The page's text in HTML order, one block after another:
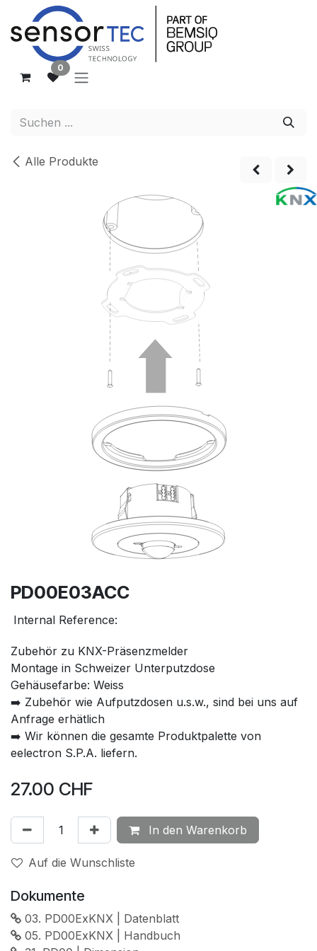
Zum Inhalt springen
0
Alle Produkte
PD00E03ACC
Internal Reference:
Zubehör zu KNX-Präsenzmelder
Montage in Schweizer Unterputzdose
Gehäusefarbe: Weiss
➡️ Zubehör wie Aufputzdosen u.s.w., sind bei uns auf
Anfrage erhätlich
➡️ Wir können die gesamte Produktpalette von
eelectron S.P.A. liefern.
27.00 CHF
In den Warenkorb
Auf die Wunschliste
Dokumente
03. PD00ExKNX | Datenblatt
05. PD00ExKNX | Handbuch